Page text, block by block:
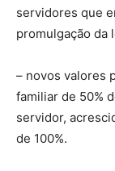
servidores que
promulgação da
– novos valores
familiar de 50%
servidor,
de 100%.